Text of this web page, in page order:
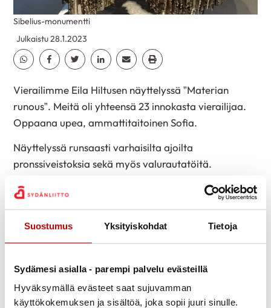
Suostumus Yksityiskohdat Tietoja
Sydämesi asialla - parempi palvelu evästeillä
Hyväksymällä evästeet saat sujuvamman
käyttökokemuksen ja sisältöä, joka sopii juuri sinulle.
Julkaistu 28.1.2023
Jaa Whatsapp
Jaa Facebook
Jaa TwitterJaa Linkedin
Jaa EmailJaa Print
Sibelius-monumentti
Vierailimme Eila Hiltusen näyttelyssä ”Materian
runous”. Meitä oli yhteensä 23 innokasta vierailijaa.
Oppaana upea, ammattitaitoinen Sofia.
Näyttelyssä runsaasti varhaisilta ajoilta
pronssiveistoksia sekä myös valurautatöitä.
näki itsensä lähinnä suurten monumenttien luojana.
Tärkein tietysti Sibeliusmonumentti. Sitä työstettiin
1961-1969.
näyttely!